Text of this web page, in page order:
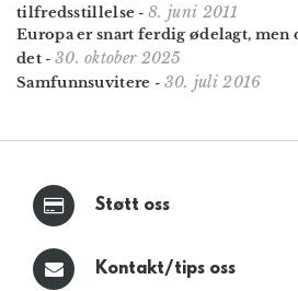
tilfredsstillelse -8. juni 2011
Europa er snart ferdig ødelagt, men
det- 30. oktober 2025
Samfunnsuvitere - 30. juli 2016
Støtt oss
Kontakt/tips oss